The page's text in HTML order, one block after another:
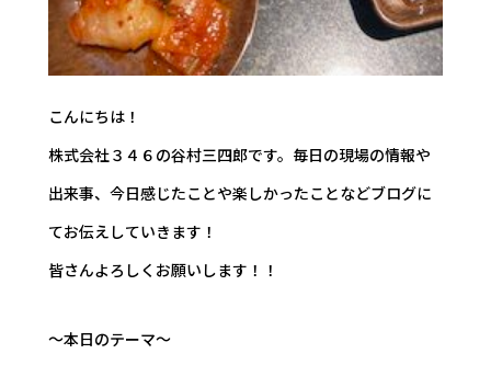
こんにちは！
株式会社３４６の谷村三四郎です。毎日の現場の情報や
出来事、今日感じたことや楽しかったことなどブログに
てお伝えしていきます！
皆さんよろしくお願いします！！
～本日のテーマ～